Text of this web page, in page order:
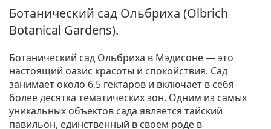
Ботанический сад Ольбриха (Olbrich
Botanical Gardens).
Ботанический сад Ольбриха в Мэдисоне — это
настоящий оазис красоты и спокойствия. Сад
занимает около 6,5 гектаров и включает в себя
более десятка тематических зон. Одним из самых
уникальных объектов сада является тайский
павильон, единственный в своем роде в